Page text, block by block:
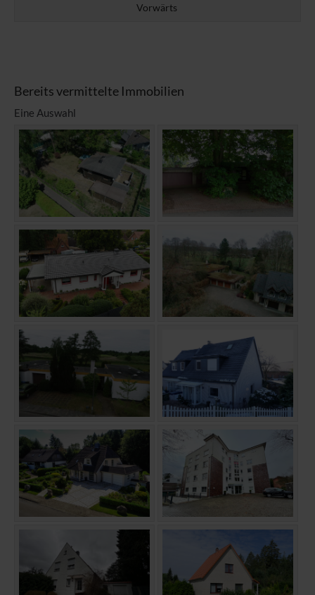
Vorwärts
Bereits vermittelte Immobilien
Eine Auswahl